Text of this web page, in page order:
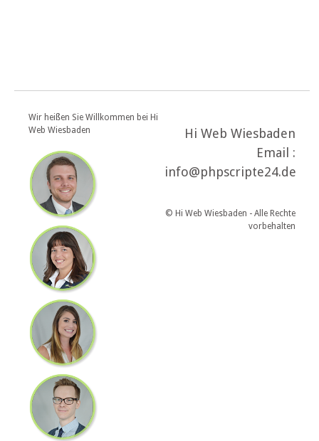
Wir heißen Sie Willkommen bei Hi
Web Wiesbaden
Hi Web Wiesbaden
Email :
info@phpscripte24.de
© Hi Web Wiesbaden - Alle Rechte
vorbehalten